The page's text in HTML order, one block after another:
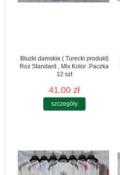
Bluzki damskie ( Turecki produkt)
Roz Standard , Mix Kolor .Paczka
12 szt
41.00 zł
szczegóły